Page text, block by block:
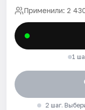
Применили: 2
1
2 шаг.